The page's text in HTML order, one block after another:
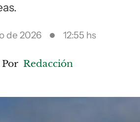
de 2026 12:55 hs
Por Redacción